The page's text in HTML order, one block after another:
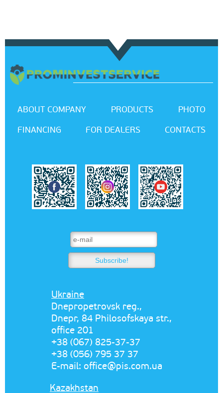
ABOUT COMPANY PRODUCTS
PHOTO
FINANCING
FOR DEALERS CONTACTS
Ukraine
Dnepropetrovsk reg.,
Dnepr, 84 Philosofskaya str.,
office 201
+38 (067) 825-37-37
+38 (056) 795 37 37
E-mail: office@pis.com.ua
Kazakhstan